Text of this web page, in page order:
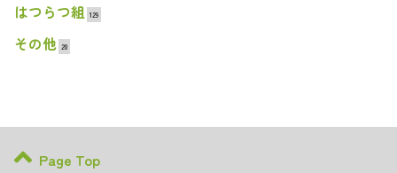
はつらつ組 129
その他 20
Page Top